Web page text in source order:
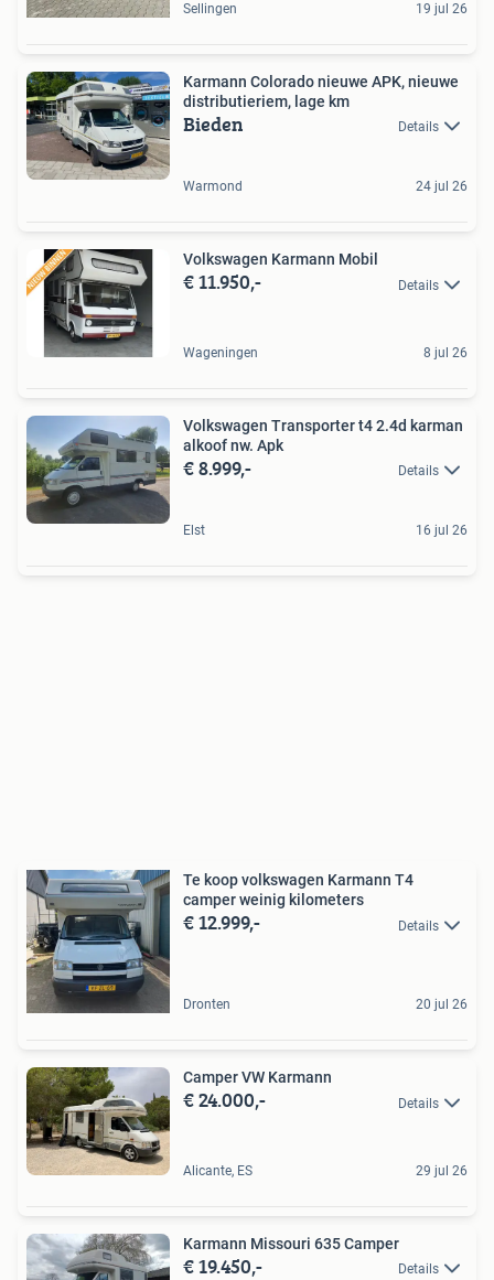
Sellingen 19 jul 26
Karmann Colorado nieuwe APK, nieuwe
distributieriem, lage km
Bieden Details
Warmond 24 jul 26
Volkswagen Karmann Mobil
€ 11.950,- Details
Wageningen 8 jul 26
Volkswagen Transporter t4 2.4d karman
alkoof nw. Apk
€ 8.999,- Details
Elst 16 jul 26
Te koop volkswagen Karmann T4
camper weinig kilometers
€ 12.999,- Details
Dronten 20 jul 26
Camper VW Karmann
€ 24.000,- Details
Alicante, ES 29 jul 26
Karmann Missouri 635 Camper
€ 19.450,- Details